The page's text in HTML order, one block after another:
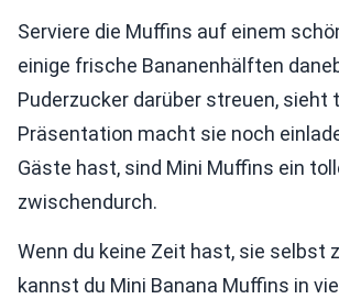
Serviere die Muffins auf einem
einige frische Bananenhälften
Puderzucker darüber streuen, sieht
Präsentation macht sie noch
Gäste hast, sind Mini Muffins ein
zwischendurch.
Wenn du keine Zeit hast, sie selbst
kannst du Mini Banana Muffins in